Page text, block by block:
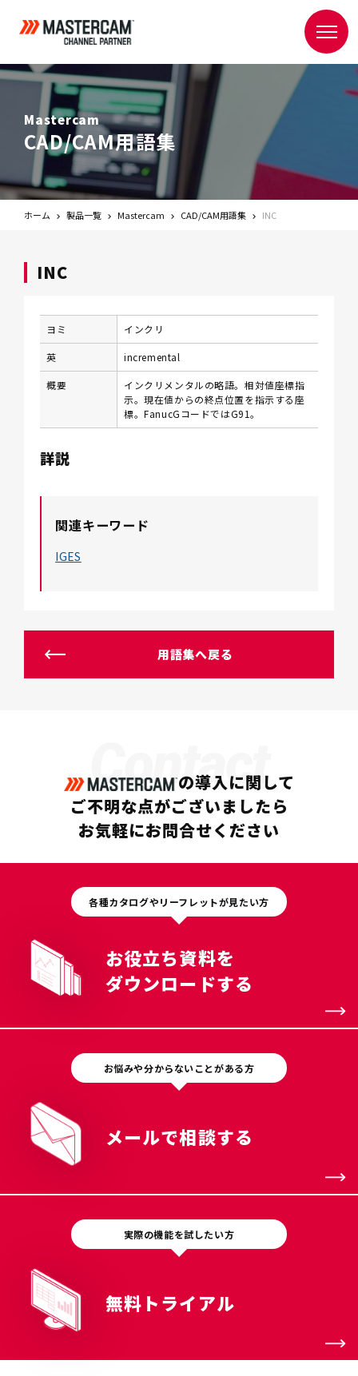
Mastercam
CAD/CAM用語集
ホーム 製品一覧 Mastercam CAD/CAM用語集 INC
INC
ヨミ インクリ
英 incremental
概要
インクリメンタルの略語。相対値座標指
示。現在値からの終点位置を指示する座
標。FanucGコードではG91。
詳説
関連キーワード
IGES
用語集へ戻る
Contact
の導入に関して
ご不明な点がございましたら
お気軽にお問合せください
各種カタログやリーフレットが見たい方
お役立ち資料を
ダウンロードする
お悩みや分からないことがある方
メールで相談する
実際の機能を試したい方
無料トライアル